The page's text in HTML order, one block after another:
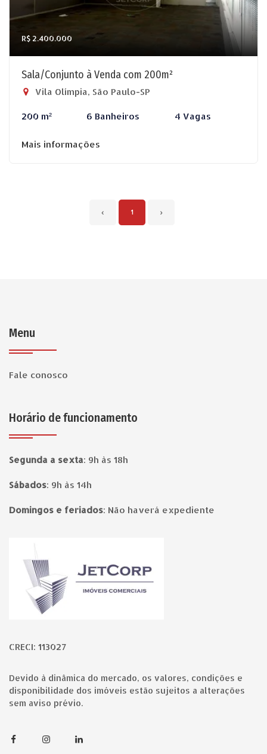
R$ 2.400.000
Sala/Conjunto à Venda com 200m²
Vila Olímpia, São Paulo-SP
200 m² 6 Banheiros 4 Vagas
Mais informações
‹ 1 ›
Menu
Fale conosco
Horário de funcionamento
Segunda a sexta: 9h às 18h
Sábados: 9h às 14h
Domingos e feriados: Não haverá expediente
CRECI: 113027
Devido à dinâmica do mercado, os valores, condições e
disponibilidade dos imóveis estão sujeitos a alterações
sem aviso prévio.
FacebookInstagramLinkedin